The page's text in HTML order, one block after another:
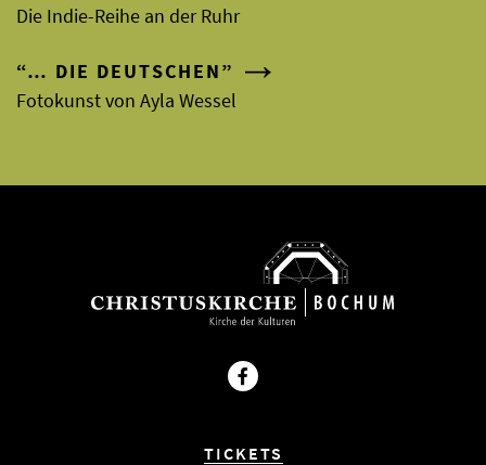
Die Indie-Reihe an der Ruhr
“… DIE DEUTSCHEN”
Fotokunst von Ayla Wessel
Facebook
TICKETS